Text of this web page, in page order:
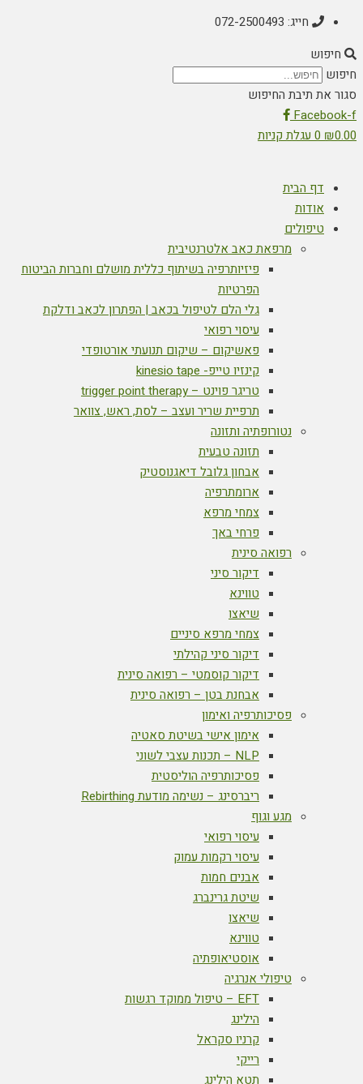
חייג: 072-2500493
חיפוש
חיפוש
סגור את תיבת החיפוש
Facebook-f
₪0.00
0 עגלת קניות
דף הבית
אודות
טיפולים
מרפאת כאב אלטרנטיבית
פיזיותרפיה בשיתוף כללית מושלם וחברות הביטוח
הפרטיות
גלי הלם לטיפול בכאב | הפתרון לכאב ודלקת
עיסוי רפואי
פאשיקום – שיקום תנועתי אורטופדי
קינזיו טייפ- kinesio tape
טריגר פוינט – trigger point therapy
תרפיית שריר ועצב – לסת, ראש, צוואר
נטורופתיה ותזונה
תזונה טבעית
אבחון גלובל דיאגנוסטיק
ארומתרפיה
צמחי מרפא
פרחי באך
רפואה סינית
דיקור סיני
טווינא
שיאצו
צמחי מרפא סיניים
דיקור סיני קהילתי
דיקור קוסמטי – רפואה סינית
אבחנת בטן – רפואה סינית
פסיכותרפיה ואימון
אימון אישי בשיטת סאטיה
NLP – תכנות עצבי לשוני
פסיכותרפיה הוליסטית
ריברסינג – נשימה מודעת Rebirthing
מגע וגוף
עיסוי רפואי
עיסוי רקמות עמוק
אבנים חמות
שיטת גרינברג
שיאצו
טווינא
אוסטיאופתיה
טיפולי אנרגיה
EFT – טיפול ממוקד רגשות
הילינג
קרניו סקראל
רייקי
תטא הילינג